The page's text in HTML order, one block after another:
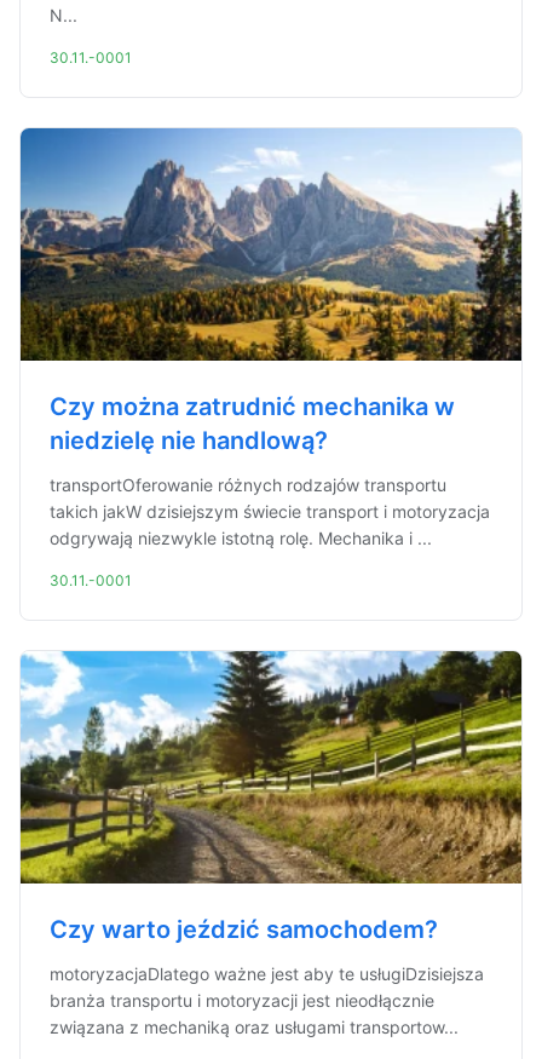
N...
30.11.-0001
Czy można zatrudnić mechanika w
niedzielę nie handlową?
transportOferowanie różnych rodzajów transportu
takich jakW dzisiejszym świecie transport i motoryzacja
odgrywają niezwykle istotną rolę. Mechanika i ...
30.11.-0001
Czy warto jeździć samochodem?
motoryzacjaDlatego ważne jest aby te usługiDzisiejsza
branża transportu i motoryzacji jest nieodłącznie
związana z mechaniką oraz usługami transportow...